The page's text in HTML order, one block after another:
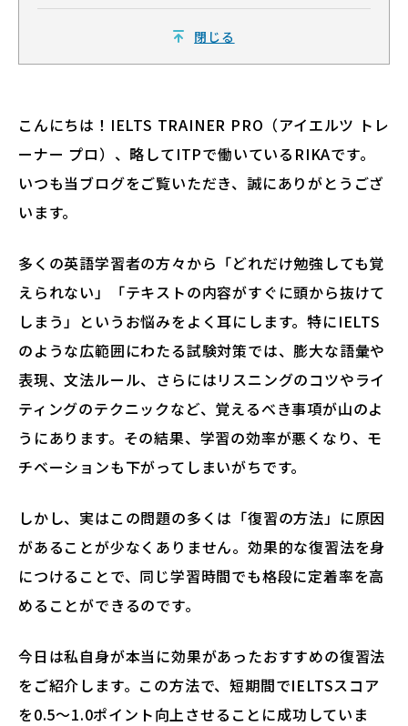
閉じる
こんにちは！IELTS TRAINER PRO（アイエルツ トレ
ーナー プロ）、略してITPで働いているRIKAです。
いつも当ブログをご覧いただき、誠にありがとうござ
います。
多くの英語学習者の方々から「どれだけ勉強しても覚
えられない」「テキストの内容がすぐに頭から抜けて
しまう」というお悩みをよく耳にします。特にIELTS
のような広範囲にわたる試験対策では、膨大な語彙や
表現、文法ルール、さらにはリスニングのコツやライ
ティングのテクニックなど、覚えるべき事項が山のよ
うにあります。その結果、学習の効率が悪くなり、モ
チベーションも下がってしまいがちです。
しかし、実はこの問題の多くは「復習の方法」に原因
があることが少なくありません。効果的な復習法を身
につけることで、同じ学習時間でも格段に定着率を高
めることができるのです。
今日は私自身が本当に効果があったおすすめの復習法
をご紹介します。この方法で、短期間でIELTSスコア
を0.5〜1.0ポイント向上させることに成功していま